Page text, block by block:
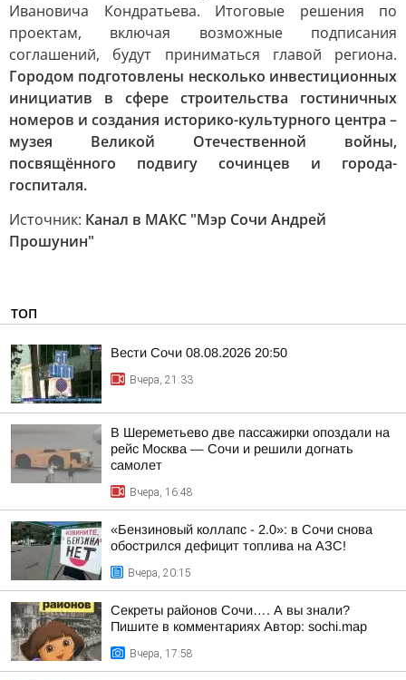
Ивановича Кондратьева. Итоговые решения по
проектам, включая возможные подписания
соглашений, будут приниматься главой региона.
Городом подготовлены несколько инвестиционных
инициатив в сфере строительства гостиничных
номеров и создания историко-культурного центра –
музея Великой Отечественной войны,
посвящённого подвигу сочинцев и города-
госпиталя.
Источник: Канал в МАКС "Мэр Сочи Андрей
Прошунин"
ТОП
Вести Сочи 08.08.2026 20:50
Вчера, 21:33
В Шереметьево две пассажирки опоздали на
рейс Москва — Сочи и решили догнать
самолет
Вчера, 16:48
«Бензиновый коллапс - 2.0»: в Сочи снова
обострился дефицит топлива на АЗС!
Вчера, 20:15
Секреты районов Сочи…. А вы знали?
Пишите в комментариях Автор: sochi.map
Вчера, 17:58